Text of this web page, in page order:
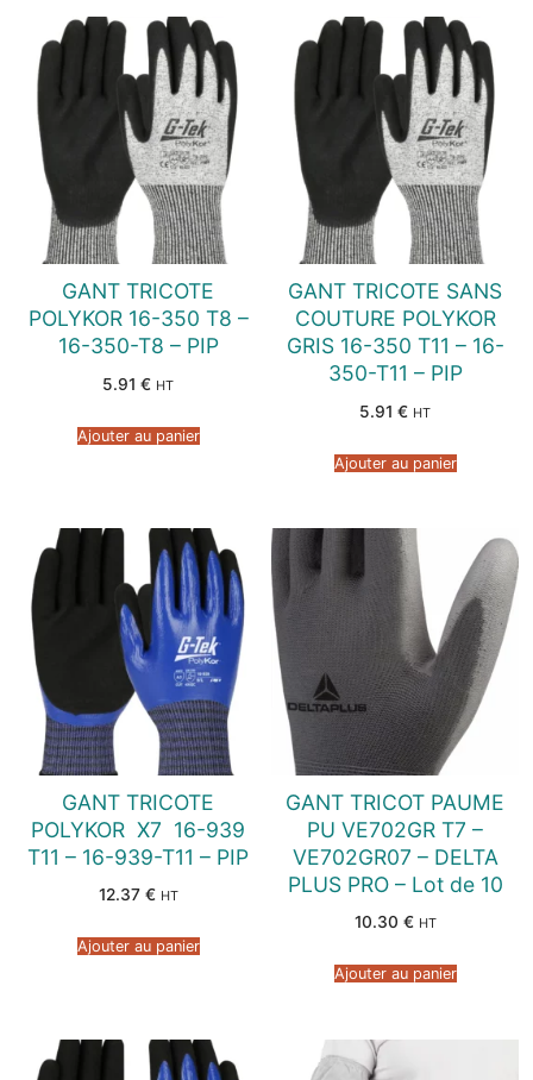
GANT TRICOTE
POLYKOR 16-350 T8 –
16-350-T8 – PIP
5.91 € HT
Ajouter au panier
GANT TRICOTE SANS
COUTURE POLYKOR
GRIS 16-350 T11 – 16-
350-T11 – PIP
5.91 € HT
Ajouter au panier
GANT TRICOTE
POLYKOR  X7  16-939
T11 – 16-939-T11 – PIP
12.37 € HT
Ajouter au panier
GANT TRICOT PAUME
PU VE702GR T7 –
VE702GR07 – DELTA
PLUS PRO – Lot de 10
10.30 € HT
Ajouter au panier